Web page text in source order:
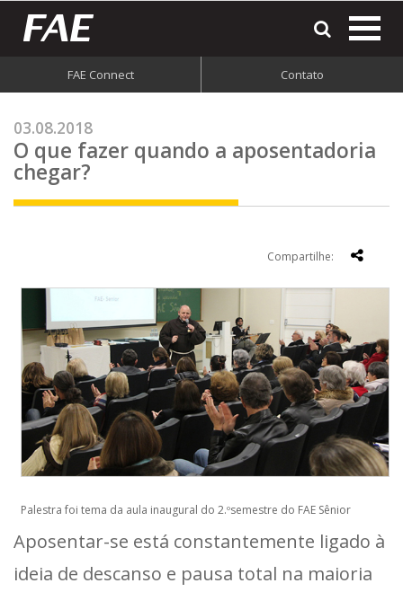
FAE Connect Contato
03.08.2018
O que fazer quando a aposentadoria
chegar?
Compartilhe:
Palestra foi tema da aula inaugural do 2.ºsemestre do FAE Sênior
Aposentar-se está constantemente ligado à
ideia de descanso e pausa total na maioria